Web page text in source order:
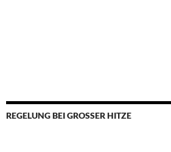
REGELUNG BEI GROSSER HITZE